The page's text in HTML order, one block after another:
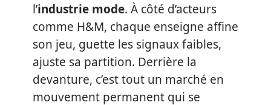
l’industrie mode. À côté d’acteurs
comme H&M, chaque enseigne affine
son jeu, guette les signaux faibles,
ajuste sa partition. Derrière la
devanture, c’est tout un marché en
mouvement permanent qui se